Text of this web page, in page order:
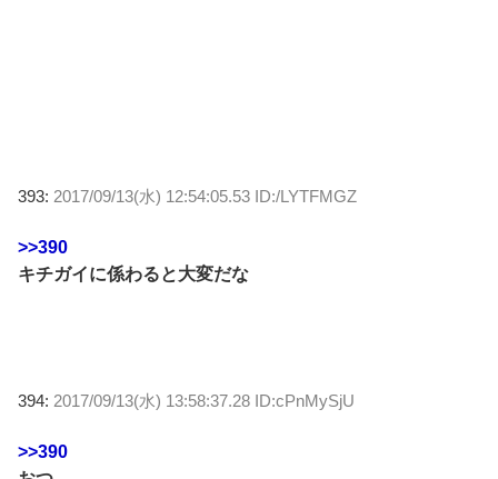
393: 2017/09/13(水) 12:54:05.53 ID:/LYTFMGZ
>>390
キチガイに係わると大変だな
394: 2017/09/13(水) 13:58:37.28 ID:cPnMySjU
>>390